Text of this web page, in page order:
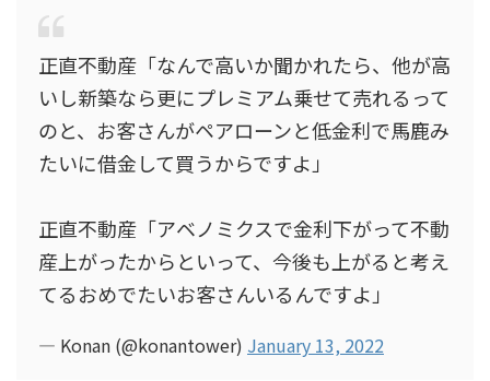
正直不動産「なんで高いか聞かれたら、他が高
いし新築なら更にプレミアム乗せて売れるって
のと、お客さんがペアローンと低金利で馬鹿み
たいに借金して買うからですよ」
正直不動産「アベノミクスで金利下がって不動
産上がったからといって、今後も上がると考え
てるおめでたいお客さんいるんですよ」
— Konan (@konantower) January 13, 2022